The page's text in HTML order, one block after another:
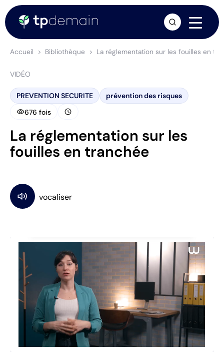
Accueil Bibliothèque La réglementation sur les fouilles en
VIDÉO
PREVENTION SECURITE prévention des risques
visibility676 fois schedule
La réglementation sur les
fouilles en tranchée
arrow_forward